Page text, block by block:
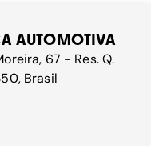
AUTOMOTIVA
67 - Res. Q.
Brasil